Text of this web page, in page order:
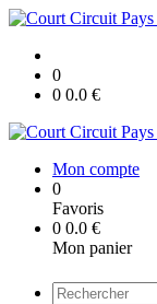
0
0 0.0 €
Mon compte
0
Favoris
0 0.0 €
Mon panier